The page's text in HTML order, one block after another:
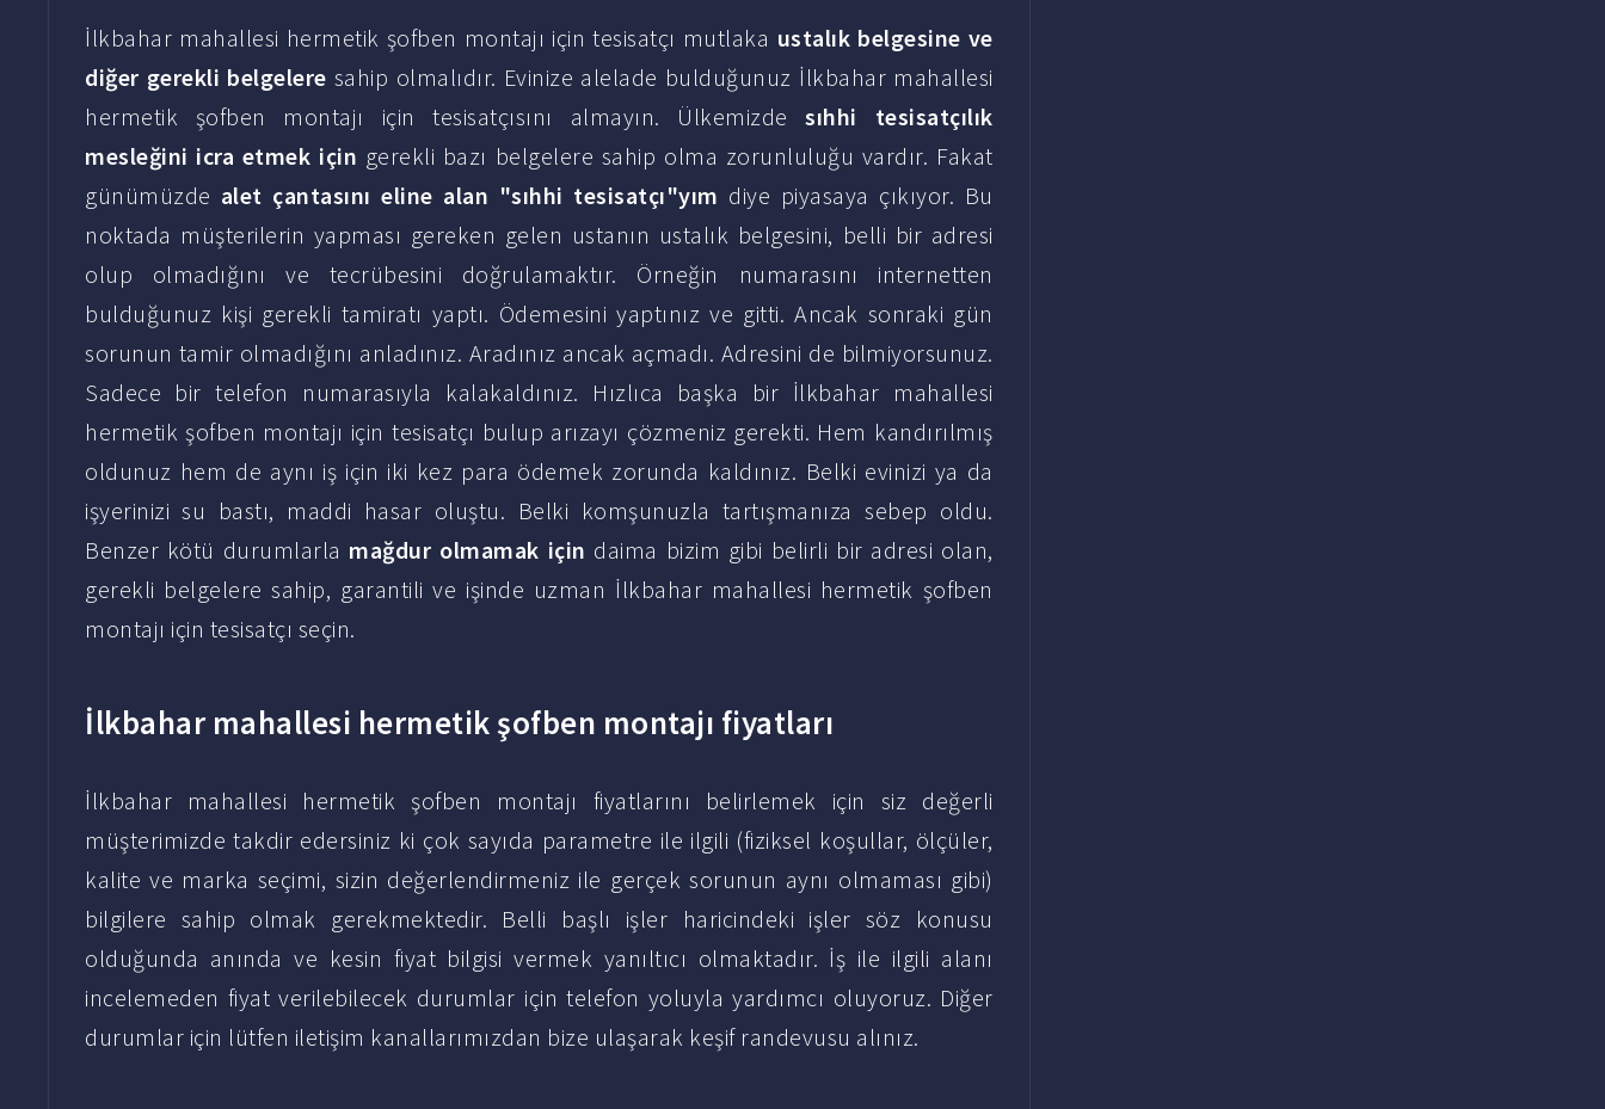
İlkbahar mahallesi hermetik şofben montajı için tesisatçı mutlaka ustalık belgesine ve
diğer gerekli belgelere sahip olmalıdır. Evinize alelade bulduğunuz İlkbahar mahallesi
hermetik şofben montajı için tesisatçısını almayın. Ülkemizdesıhhi tesisatçılık
mesleğini icra etmek için gerekli bazı belgelere sahip olma zorunluluğu vardır. Fakat
günümüzde alet çantasını eline alan "sıhhi tesisatçı"yım diye piyasaya çıkıyor. Bu
noktada müşterilerin yapması gereken gelen ustanın ustalık belgesini, belli bir adresi
olup olmadığını ve tecrübesini doğrulamaktır. Örneğin numarasını internetten
bulduğunuz kişi gerekli tamiratı yaptı. Ödemesini yaptınız ve gitti. Ancak sonraki gün
sorunun tamir olmadığını anladınız. Aradınız ancak açmadı. Adresini de bilmiyorsunuz.
Sadece bir telefon numarasıyla kalakaldınız. Hızlıca başka bir İlkbahar mahallesi
hermetik şofben montajı için tesisatçı bulup arızayı çözmeniz gerekti. Hem kandırılmış
oldunuz hem de aynı iş için iki kez para ödemek zorunda kaldınız. Belki evinizi ya da
işyerinizi su bastı, maddi hasar oluştu. Belki komşunuzla tartışmanıza sebep oldu.
Benzer kötü durumlarla mağdur olmamak için daima bizim gibi belirli bir adresi olan,
gerekli belgelere sahip, garantili ve işinde uzman İlkbahar mahallesi hermetik şofben
montajı için tesisatçı seçin.
İlkbahar mahallesi hermetik şofben montajı fiyatları
İlkbahar mahallesi hermetik şofben montajı fiyatlarını belirlemek için siz değerli
müşterimizde takdir edersiniz ki çok sayıda parametre ile ilgili (fiziksel koşullar, ölçüler,
kalite ve marka seçimi, sizin değerlendirmeniz ile gerçek sorunun aynı olmaması gibi)
bilgilere sahip olmak gerekmektedir. Belli başlı işler haricindeki işler söz konusu
olduğunda anında ve kesin fiyat bilgisi vermek yanıltıcı olmaktadır. İş ile ilgili alanı
incelemeden fiyat verilebilecek durumlar için telefon yoluyla yardımcı oluyoruz. Diğer
durumlar için lütfen iletişim kanallarımızdan bize ulaşarak keşif randevusu alınız.